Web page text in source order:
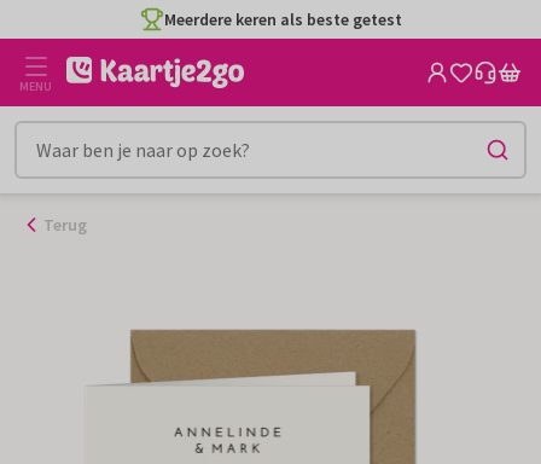
naar
inhoud
Meerdere keren als beste getest
MENU
Terug